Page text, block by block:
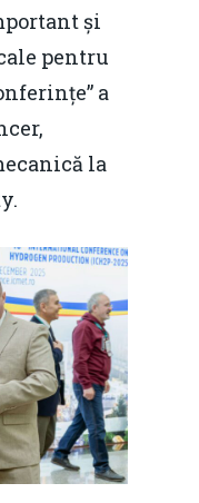
și
pentru
a
la